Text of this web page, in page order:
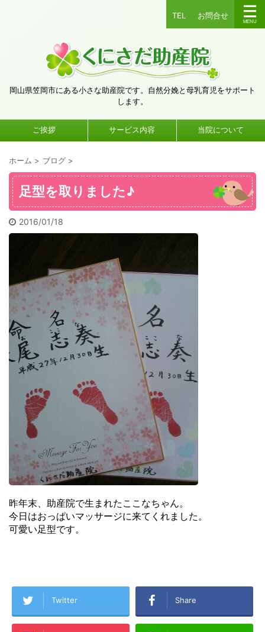
TEL お問合せ
岡山県笠岡市にある小さな助産院です。自然分娩と母乳育児をサポート
します。
ご挨拶 サービス内容 当院について
ホーム > ブログ >
足型を取りました♪
2016/01/18
昨年末、助産院で生まれたここなちゃん。
今日はおっぱいマッサージに来てくれました。
可愛い足型です。
Twitter Share